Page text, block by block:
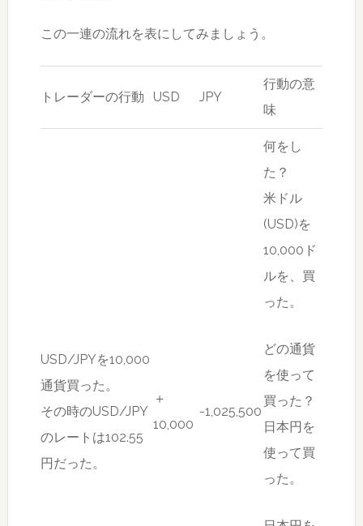
この一連の流れを表にしてみましょう。
トレーダーの行動 USD JPY
行動の意
味
USD/JPYを10,000
通貨買った。
その時のUSD/JPY
のレートは102.55
円だった。
＋
10,000
-1,025,500
何をし
た？
米ドル
(USD)を
10,000ド
ルを、買
った。
どの通貨
を使って
買った？
日本円を
使って買
った。